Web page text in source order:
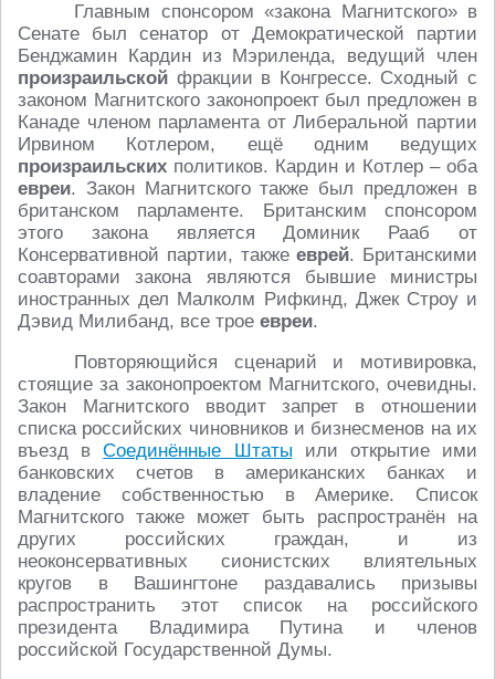
Главным спонсором «закона Магнитского» в
Сенате был сенатор от Демократической партии
Бенджамин Кардин из Мэриленда, ведущий член
произраильской фракции в Конгрессе. Сходный с
законом Магнитского законопроект был предложен в
Канаде членом парламента от Либеральной партии
Ирвином Котлером, ещё одним ведущих
произраильских политиков. Кардин и Котлер – оба
евреи. Закон Магнитского также был предложен в
британском парламенте. Британским спонсором
этого закона является Доминик Рааб от
Консервативной партии, такжееврей. Британскими
соавторами закона являются бывшие министры
иностранных дел Малколм Рифкинд, Джек Строу и
Дэвид Милибанд, все трое евреи.
Повторяющийся сценарий и мотивировка,
стоящие за законопроектом Магнитского, очевидны.
Закон Магнитского вводит запрет в отношении
списка российских чиновников и бизнесменов на их
въезд вСоединённые Штаты или открытие ими
банковских счетов в американских банках и
владение собственностью в Америке. Список
Магнитского также может быть распространён на
других российских граждан, и из
неоконсервативных сионистских влиятельных
кругов в Вашингтоне раздавались призывы
распространить этот список на российского
президента Владимира Путина и членов
российской Государственной Думы.